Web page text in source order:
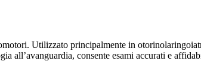
Utilizzato principalmente in
all’avanguardia, consente esami accurati e